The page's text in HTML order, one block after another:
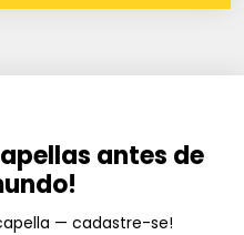
antes de
— cadastre-se!